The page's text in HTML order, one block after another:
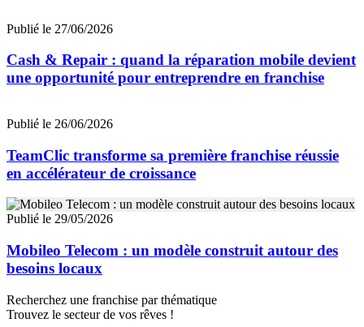
Publié le 27/06/2026
Cash & Repair : quand la réparation mobile devient
une opportunité pour entreprendre en franchise
Publié le 26/06/2026
TeamClic transforme sa première franchise réussie
en accélérateur de croissance
Publié le 29/05/2026
Mobileo Telecom : un modèle construit autour des
besoins locaux
Recherchez une franchise par thématique
Trouvez le secteur de vos rêves !